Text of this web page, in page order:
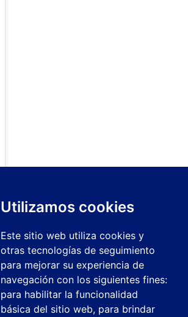
Utilizamos cookies
Este sitio web utiliza cookies y
otras tecnologías de seguimiento
para mejorar su experiencia de
navegación con los siguientes fines:
para habilitar la funcionalidad
básica del sitio web, para brindar